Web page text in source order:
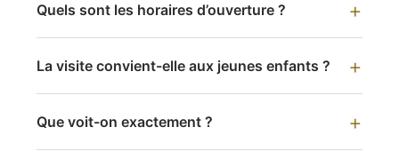
Quels sont les horaires d’ouverture ?
La visite convient-elle aux jeunes enfants ?
Que voit-on exactement ?